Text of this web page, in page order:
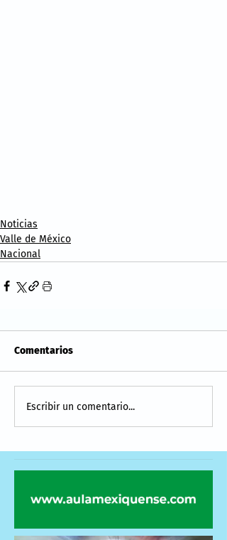
Noticias
Valle de México
Nacional
Comentarios
Escribir un comentario...